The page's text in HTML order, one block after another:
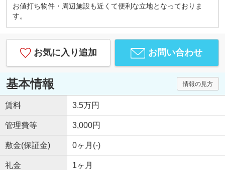
お値打ち物件・周辺施設も近くて便利な立地となっておりま
す。
お気に入り追加 お問い合わせ
基本情報 情報の見方
賃料 3.5万円
管理費等 3,000円
敷金(保証金) 0ヶ月(-)
礼金 1ヶ月